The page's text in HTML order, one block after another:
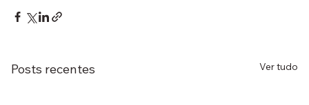
Posts recentes Ver tudo